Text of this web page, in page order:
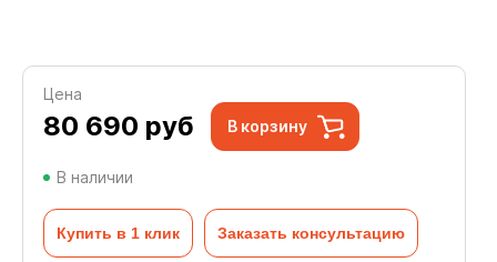
Цена
80 690 руб В корзину
В наличии
Купить в 1 клик Заказать консультацию